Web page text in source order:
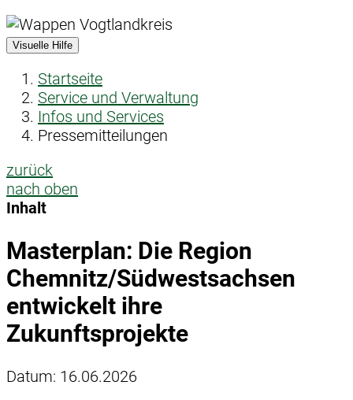
Visuelle Hilfe
Startseite
Service und Verwaltung
Infos und Services
Pressemitteilungen
zurück
nach oben
Inhalt
Masterplan: Die Region
Chemnitz/Südwestsachsen
entwickelt ihre
Zukunftsprojekte
Datum: 16.06.2026